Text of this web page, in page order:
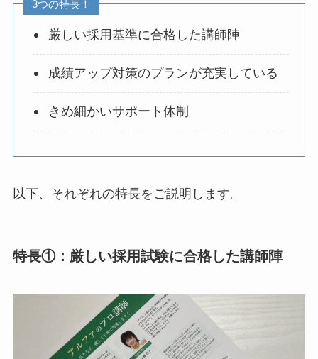
3つの特長！
厳しい採用基準に合格した講師陣
成績アップ対策のプランが充実している
きめ細かいサポート体制
以下、それぞれの特長をご説明します。
特長①：厳しい採用試験に合格した講師陣